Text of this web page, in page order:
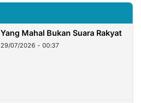
Yang Mahal Bukan Suara Rakyat
29/07/2026 - 00:37